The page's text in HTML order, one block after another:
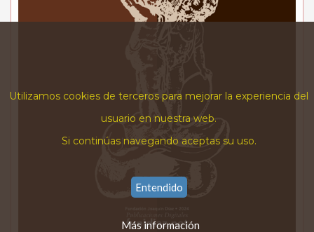
Utilizamos cookies de terceros para mejorar la experiencia del
usuario en nuestra web.
Si continúas navegando aceptas su uso.
Entendido
Más información